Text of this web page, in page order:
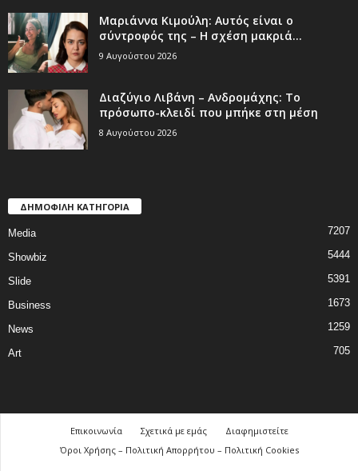
Μαριάννα Κιμούλη: Αυτός είναι ο
σύντροφός της – Η σχέση μακριά...
9 Αυγούστου 2026
Διαζύγιο Λιβάνη – Ανδρομάχης: Το
πρόσωπο-κλειδί που μπήκε στη μέση
8 Αυγούστου 2026
ΔΗΜΟΦΙΛΗ ΚΑΤΗΓΟΡΙΑ
Media 7207
Showbiz 5444
Slide 5391
Business 1673
News 1259
Art 705
Επικοινωνία Σχετικά με εμάς
Διαφημιστείτε
Όροι Χρήσης – Πολιτική Απορρήτου – Πολιτική Cookies